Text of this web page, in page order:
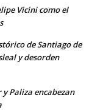
Vicini como el
de Santiago de
y desorden
Paliza encabezan